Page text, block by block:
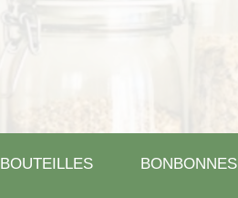
BOUTEILLES BONBONNES